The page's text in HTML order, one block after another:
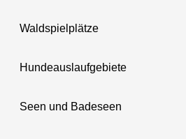
Waldspielplätze
Hundeauslaufgebiete
Seen und Badeseen